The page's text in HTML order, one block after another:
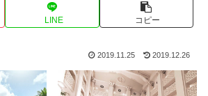
LINE コピー
2019.11.25 2019.12.26